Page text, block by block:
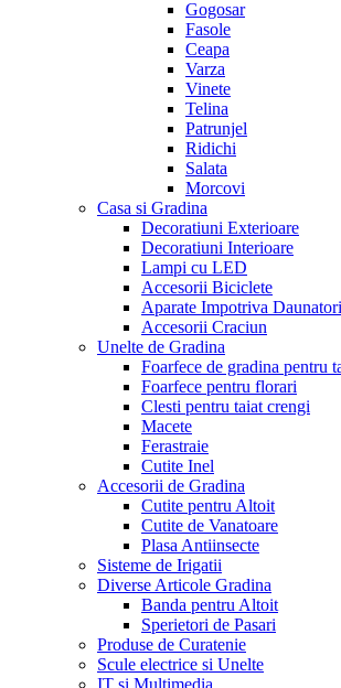
Gogosar
Fasole
Ceapa
Varza
Vinete
Telina
Patrunjel
Ridichi
Salata
Morcovi
Casa si Gradina
Decoratiuni Exterioare
Decoratiuni Interioare
Lampi cu LED
Accesorii Biciclete
Aparate Impotriva
Accesorii Craciun
Unelte de Gradina
Foarfece de gradina pentru
Foarfece pentru florari
Clesti pentru taiat crengi
Macete
Ferastraie
Cutite Inel
Accesorii de Gradina
Cutite pentru Altoit
Cutite de Vanatoare
Plasa Antiinsecte
Sisteme de Irigatii
Diverse Articole Gradina
Banda pentru Altoit
Sperietori de Pasari
Produse de Curatenie
Scule electrice si Unelte
IT si Multimedia